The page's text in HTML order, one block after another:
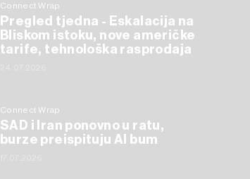
Connect Wrap
Pregled tjedna - Eskalacija na
Bliskom istoku, nove američke
tarife, tehnološka rasprodaja
Connect Wrap
SAD i Iran ponovno u ratu,
burze preispituju AI bum